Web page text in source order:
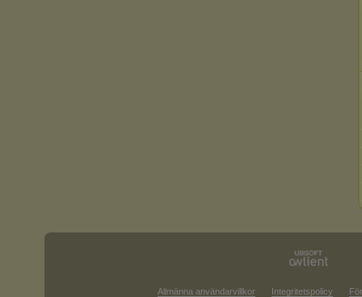
Allmänna användarvillkor Integritetspolicy